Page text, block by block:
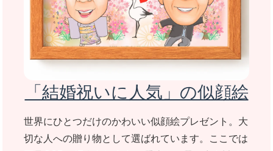
「結婚祝いに人気」の似顔絵
世界にひとつだけのかわいい似顔絵プレゼント。大
切な人への贈り物として選ばれています。ここでは